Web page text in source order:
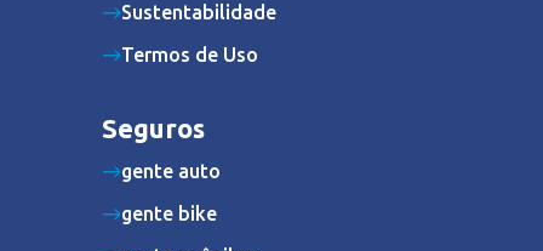
Sustentabilidade
Termos de Uso
Seguros
gente auto
gente bike